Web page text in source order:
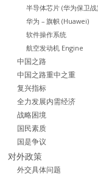
半导体芯片 (华为保卫战)
华为 – 旗帜 (Huawei)
软件操作系统
航空发动机 Engine
中国之路
中国之路重中之重
复兴指标
全力发展内需经济
战略困境
国民素质
国是争议
对外政策
外交具体问题